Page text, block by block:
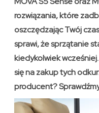
rozwiązania, które
oszczędzając Twój
sprawi, że sprzątanie
kiedykolwiek
się na zakup tych
producent?